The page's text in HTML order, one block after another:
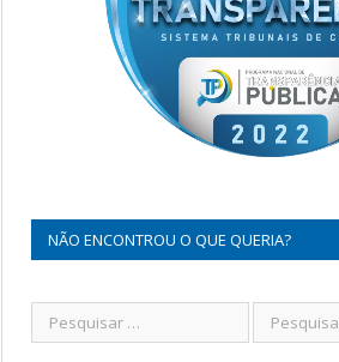
NÃO ENCONTROU O QUE QUERIA?